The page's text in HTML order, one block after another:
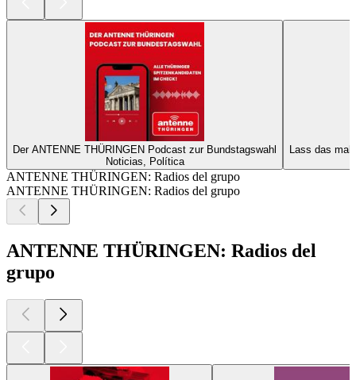
Der ANTENNE THÜRINGEN Podcast zur Bundstagswahl
Noticias, Política
Lass das mal
ANTENNE THÜRINGEN: Radios del grupo
ANTENNE THÜRINGEN: Radios del grupo
ANTENNE THÜRINGEN: Radios del
grupo